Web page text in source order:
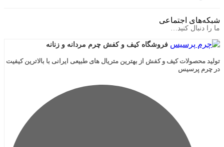
اجتماعی
کنید…
فروشگاه کیف و کفش چرم مردانه و زنانه
کیف و کفش از بهترین متریال های طبیعی ایرانی با بالاترین کیفیت